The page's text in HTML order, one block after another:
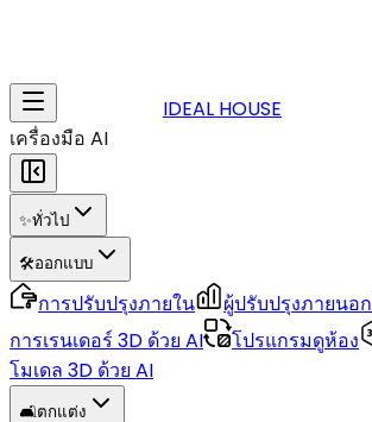
IDEAL HOUSE
เครื่องมือ AI
✨ทั่วไป
🛠️ออกแบบ
การปรับปรุงภายใน ผู้ปรับปรุงภายนอก
การเรนเดอร์ 3D ด้วย AI
โปรแกรมดูห้อง
โมเดล 3D ด้วย AI
🛋️ตกแต่ง